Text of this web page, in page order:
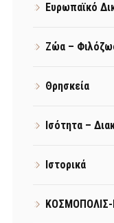
Ευρωπαϊκό
Ζώα –
Θρησκεία
Ισότητα –
Ιστορικά
ΚΟΣΜΟΠΟΛΙΣ-